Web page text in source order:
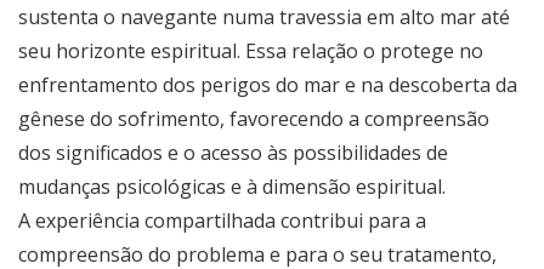
sustenta o navegante numa travessia em alto mar até
seu horizonte espiritual. Essa relação o protege no
enfrentamento dos perigos do mar e na descoberta da
gênese do sofrimento, favorecendo a compreensão
dos significados e o acesso às possibilidades de
mudanças psicológicas e à dimensão espiritual.
A experiência compartilhada contribui para a
compreensão do problema e para o seu tratamento,